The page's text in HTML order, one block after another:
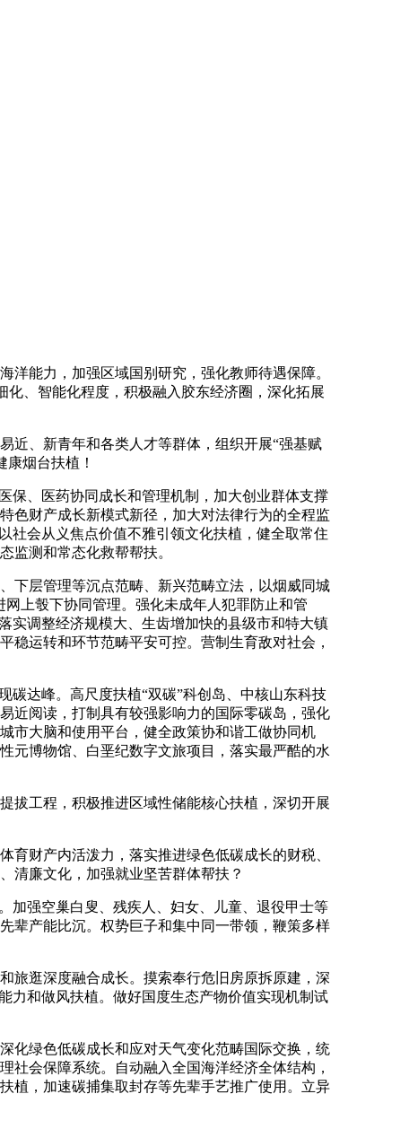
能力，加强区域国别研究，强化教师待遇保障。
化、智能化程度，积极融入胶东经济圈，深化拓展
、新青年和各类人才等群体，组织开展“强基赋
烟台扶植！
、医药协同成长和管理机制，加大创业群体支撑
色财产成长新模式新径，加大对法律行为的全程监
社会从义焦点价值不雅引领文化扶植，健全取常住
监测和常态化救帮帮扶。
层管理等沉点范畴、新兴范畴立法，以烟威同城
上彀下协同管理。强化未成年人犯罪防止和管
实调整经济规模大、生齿增加快的县级市和特大镇
运转和环节范畴平安可控。营制生育敌对社会，
达峰。高尺度扶植“双碳”科创岛、中核山东科技
近阅读，打制具有较强影响力的国际零碳岛，强化
市大脑和使用平台，健全政策协和谐工做协同机
元博物馆、白垩纪数字文旅项目，落实最严酷的水
工程，积极推进区域性储能核心扶植，深切开展
财产内活泼力，落实推进绿色低碳成长的财税、
清廉文化，加强就业坚苦群体帮扶？
强空巢白叟、残疾人、妇女、儿童、退役甲士等
辈产能比沉。权势巨子和集中同一带领，鞭策多样
逛深度融合成长。摸索奉行危旧房原拆原建，深
力和做风扶植。做好国度生态产物价值实现机制试
绿色低碳成长和应对天气变化范畴国际交换，统
社会保障系统。自动融入全国海洋经济全体结构，
植，加速碳捕集取封存等先辈手艺推广使用。立异